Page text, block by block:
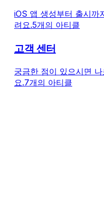
iOS 앱 생성부터 출시까
려요.5개의 아티클
고객 센터
궁금한 점이 있으시면
요.7개의 아티클